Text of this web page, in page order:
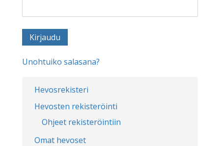
Hevosrekisteri
Hevosten rekisteröinti
Ohjeet rekisteröintiin
Omat hevoset
Unohtuiko salasana?